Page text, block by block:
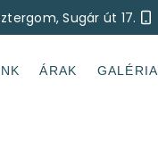
Sugár út 17.
ÁRAK GALÉRIA